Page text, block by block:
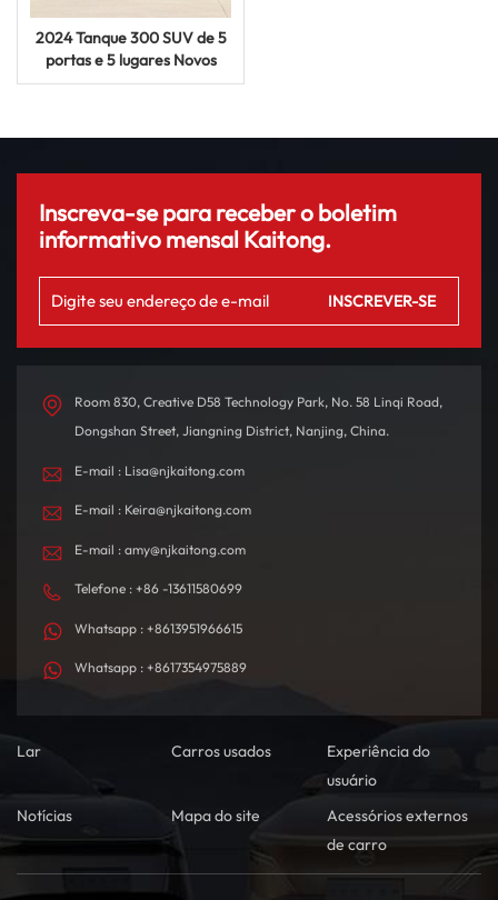
2024 Tanque 300 SUV de 5
portas e 5 lugares Novos
veículos a gasolina
Inscreva-se para receber o boletim
informativo mensal Kaitong.
Room 830, Creative D58 Technology Park, No. 58 Linqi Road,
Dongshan Street, Jiangning District, Nanjing, China.
E-mail : Lisa@njkaitong.com
E-mail : Keira@njkaitong.com
E-mail : amy@njkaitong.com
Telefone : +86 -13611580699
Whatsapp : +8613951966615
Whatsapp : +8617354975889
Lar Carros usados
Experiência do
usuário
Notícias
Mapa do site
Acessórios externos
de carro